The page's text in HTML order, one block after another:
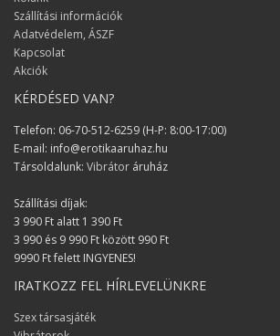
Nagyon segítőkész az
Iza és József
Szállítási információk
Adatvédelem, ÁSZF
Kapcsolat
Akciók
KÉRDÉSED VAN?
Telefon: 06-70-512-6259 (H-P: 8:00-17:00)
E-mail: info@erotikaaruhaz.hu
Társoldalunk: Vibrátor áruház
Szállítási díjak:
3 990 Ft alatt 1 390 Ft
3 990 és 9 990 Ft között 990 Ft
9990 Ft felett INGYENES!
IRATKOZZ FEL HÍRLEVELÜNKRE
Szex társasjáték